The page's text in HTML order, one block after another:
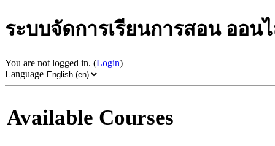
ระบบจัดการเรียนการสอน ออ
You are not logged in. (Login)
Language
Available Courses